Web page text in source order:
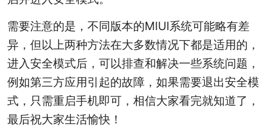
需要注意的是，不同版本的MIUI系统可能略有差
异，但以上两种方法在大多数情况下都是适用的，
进入安全模式后，可以排查和解决一些系统问题，
例如第三方应用引起的故障，如果需要退出安全模
式，只需重启手机即可，相信大家看完就知道了，
最后祝大家生活愉快！